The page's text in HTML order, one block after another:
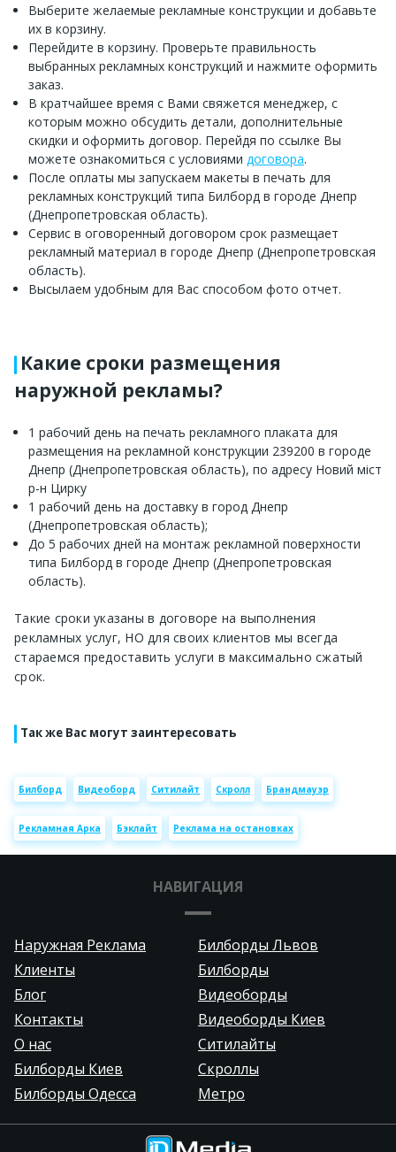
Выберите желаемые рекламные конструкции и добавьте
их в корзину.
Перейдите в корзину. Проверьте правильность
выбранных рекламных конструкций и нажмите оформить
заказ.
В кратчайшее время с Вами свяжется менеджер, с
которым можно обсудить детали, дополнительные
скидки и оформить договор. Перейдя по ссылке Вы
можете ознакомиться с условиями договора.
После оплаты мы запускаем макеты в печать для
рекламных конструкций типа Билборд в городе Днепр
(Днепропетровская область).
Сервис в оговоренный договором срок размещает
рекламный материал в городе Днепр (Днепропетровская
область).
Высылаем удобным для Вас способом фото отчет.
Какие сроки размещения
наружной рекламы?
1 рабочий день на печать рекламного плаката для
размещения на рекламной конструкции 239200 в городе
Днепр (Днепропетровская область), по адресу Новий міст
р-н Цирку
1 рабочий день на доставку в город Днепр
(Днепропетровская область);
До 5 рабочих дней на монтаж рекламной поверхности
типа Билборд в городе Днепр (Днепропетровская
область).
Такие сроки указаны в договоре на выполнения
рекламных услуг, НО для своих клиентов мы всегда
стараемся предоставить услуги в максимально сжатый
срок.
Так же Вас могут заинтересовать
Билборд Видеоборд Ситилайт Скролл Брандмауэр
Рекламная Арка Бэклайт Реклама на остановках
НАВИГАЦИЯ
Наружная Реклама
Билборды Львов
Клиенты
Билборды
Блог
Видеоборды
Контакты
Видеоборды Киев
О нас
Ситилайты
Билборды Киев
Скроллы
Билборды Одесса
Метро